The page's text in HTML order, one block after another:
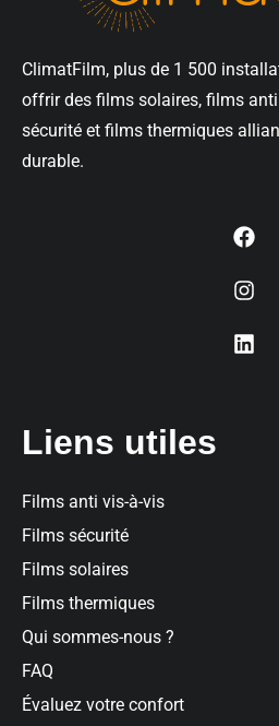
ClimatFilm, plus de 1 500
offrir des films solaires, films
sécurité et films thermiques
durable.
Liens utiles
Films anti vis-à-vis
Films sécurité
Films solaires
Films thermiques
Qui sommes-nous ?
FAQ
Évaluez votre confort